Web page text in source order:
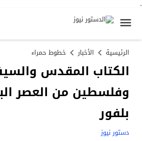
.
الرئيسية الأخبار خطوط حمراء
الكتاب المقدس
وفلسطين من العصر
بلفور
دستور نيوز